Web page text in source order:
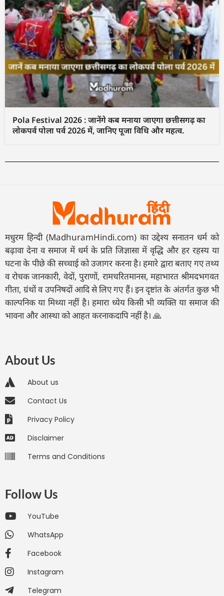
Pola Festival 2026 : जानेंगे कब मनाया जाएगा छत्तीसगढ़ का
लोकपर्व पोला पर्व 2026 में, जानिए पूजा विधि और महत्व.
मधुरम हिन्दी (MadhuramHindi.com) का उद्देश्य सनातन धर्म को
बढ़ावा देना व समाज में धर्म के प्रति जिज्ञासा में वृद्धि और हर रहस्य या
घटना के पीछे की सच्चाई को उजागर करना है। हमारे द्वारा बताए गए तथ्य
व रोचक जानकारी, वेदों, पुराणों, रामचरितमानस, महाभारत श्रीमदभगवत
गीता, ग्रंथों व उपनिषदों आदि से लिए गए हैं। इन दृष्टांत के अंतर्गत कुछ भी
काल्पनिक या मिथ्या नहीं है। हमारा ध्येय किसी भी व्यक्ति या समाज की
भावना और आस्था को आहत करनाकदापि नहीं है। 🙏
About Us
About us
Contact Us
Privacy Policy
Disclaimer
Terms and Conditions
Follow Us
YouTube
WhatsApp
Facebook
Instagram
Telegram